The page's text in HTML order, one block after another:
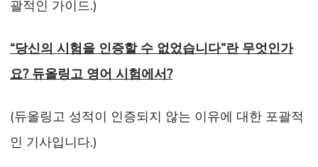
괄적인 가이드.)
“당신의 시험을 인증할 수 없었습니다”란 무엇인가
요? 듀올링고 영어 시험에서?
(듀올링고 성적이 인증되지 않는 이유에 대한 포괄적
인 기사입니다.)